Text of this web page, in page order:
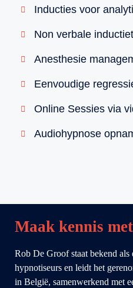
Inducties voor
Non verbale
Anesthesie
Eenvoudige
Online Sessies via
Audiohypnose
Maak kennis
Rob De Groof staat bekend als
hypnotiseurs en leidt het
in België, samenwerkend met